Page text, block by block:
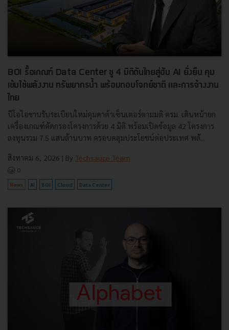
BOI รื้อเกณฑ์ Data Center ชู 4 มิติดันไทยสู่ฮับ AI ยั่งยืน คุม
เข้มใช้พลังงาน ทรัพยากรน้ำ พร้อมตอบโจทย์ชาติ และการจ้างงาน
ไทย
บีโอไอขานรับระเบียบใหม่คุมดาต้าเซ็นเตอร์ตามมติ ครม. เดินหน้ายก
เครื่องเกณฑ์คัดกรองโครงการด้วย 4 มิติ พร้อมเปิดข้อมูล 42 โครงการ
ลงทุนรวม 7.5 แสนล้านบาท ครอบคลุมประโยชน์ต่อประเทศ พลั...
สิงหาคม 6, 2026 | By Techsauce Team
0
News AI BOI Cloud Data Center